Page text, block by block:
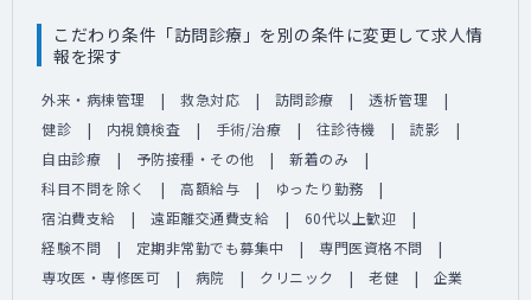
こだわり条件「訪問診療」を別の条件に変更して求人情
報を探す
外来・病棟管理 救急対応 訪問診療
透析管理
健診
内視鏡検査 手術/治療 往診待機
読影
自由診療
予防接種・その他
新着のみ
科目不問を除く
高額給与
ゆったり勤務
宿泊費支給
遠距離交通費支給
60代以上歓迎
経験不問
定期非常勤でも募集中
専門医資格不問
専攻医・専修医可
病院 クリニック 老健 企業